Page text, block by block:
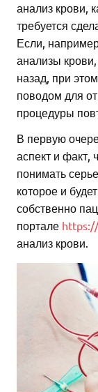
анализ крови,
требуется
Если,
анализы
назад, при
поводом для
процедуры
В первую
аспект и факт,
понимать
которое и
собственно
портале
анализ крови.